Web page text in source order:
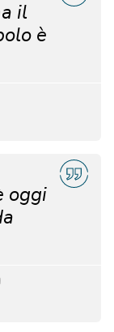
il
è
oggi